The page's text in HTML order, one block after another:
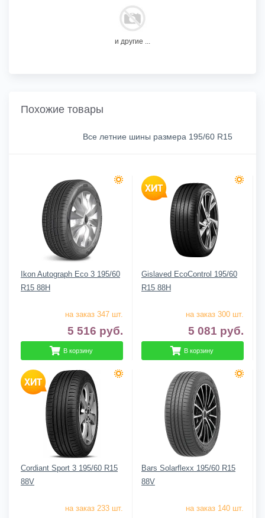
и другие ...
Похожие товары
Все летние шины размера 195/60 R15
Ikon Autograph Eco 3 195/60
R15 88H
на заказ 347 шт.
5 516 руб.
В корзину
Gislaved EcoControl 195/60
R15 88H
на заказ 300 шт.
5 081 руб.
В корзину
Cordiant Sport 3 195/60 R15
88V
на заказ 233 шт.
Bars Solarflexx 195/60 R15
88V
на заказ 140 шт.